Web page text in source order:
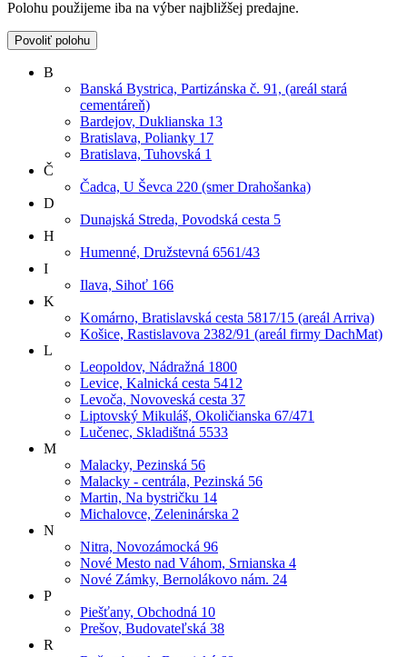
Polohu použijeme iba na výber najbližšej predajne.
Povoliť polohu
B
Banská Bystrica, Partizánska č. 91, (areál stará
cementáreň)
Bardejov, Duklianska 13
Bratislava, Polianky 17
Bratislava, Tuhovská 1
Č
Čadca, U Ševca 220 (smer Drahošanka)
D
Dunajská Streda, Povodská cesta 5
H
Humenné, Družstevná 6561/43
I
Ilava, Sihoť 166
K
Komárno, Bratislavská cesta 5817/15 (areál Arriva)
Košice, Rastislavova 2382/91 (areál firmy DachMat)
L
Leopoldov, Nádražná 1800
Levice, Kalnická cesta 5412
Levoča, Novoveská cesta 37
Liptovský Mikuláš, Okoličianska 67/471
Lučenec, Skladištná 5533
M
Malacky, Pezinská 56
Malacky - centrála, Pezinská 56
Martin, Na bystričku 14
Michalovce, Zeleninárska 2
N
Nitra, Novozámocká 96
Nové Mesto nad Váhom, Srnianska 4
Nové Zámky, Bernolákovo nám. 24
P
Piešťany, Obchodná 10
Prešov, Budovateľská 38
R